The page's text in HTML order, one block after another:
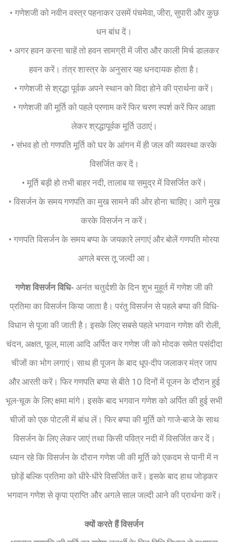
• गणेशजी को नवीन वस्त्र पहनाकर उसमें पंचमेवा, जीरा, सुपारी और कुछ
धन बांध दें।
• अगर हवन करना चाहें तो हवन सामग्री में जीरा और काली मिर्च डालकर
हवन करें। तंत्र शास्त्र के अनुसार यह धनदायक होता है।
• गणेशजी से श्रद्धा पूर्वक अपने स्थान को विदा होने की प्रार्थना करें।
• गणेशजी की मूर्ति को पहले प्रणाम करें फिर चरण स्पर्श करें फिर आज्ञा
लेकर श्रद्धापूर्वक मूर्ति उठाएं।
• संभव हो तो गणपति मूर्ति को घर के आंगन में ही जल की व्यवस्था करके
विसर्जित कर दें।
• मूर्ति बड़ी हो तभी बाहर नदी, तालाब या समुद्र में विसर्जित करें।
• विसर्जन के समय गणपति का मुख सामने की ओर होना चाहिए। आगे मुख
करके विसर्जन न करें।
• गणपति विसर्जन के समय बप्पा के जयकारे लगाएं और बोलें गणपति मोरया
अगले बरस तू जल्दी आ।
गणेश विसर्जन विधि- अनंत चतुर्दशी के दिन शुभ मुहूर्त में गणेश जी की
प्रतिमा का विसर्जन किया जाता है। परंतु विसर्जन से पहले बप्पा की विधि-
विधान से पूजा की जाती है। इसके लिए सबसे पहले भगवान गणेश की रोली,
चंदन, अक्षत, फूल, माला आदि अर्पित कर गणेश जी को मोदक समेत पसंदीदा
चीजों का भोग लगाएं। साथ ही पूजन के बाद धूप-दीप जलाकर मंत्र जाप
और आरती करें। फिर गणपति बप्पा से बीते 10 दिनों में पूजन के दौरान हुई
भूल-चूक के लिए क्षमा मांगे। इसके बाद भगवान गणेश को अर्पित की हुई सभी
चीजों को एक पोटली में बांध लें। फिर बप्पा की मूर्ति को गाजे-बाजे के साथ
विसर्जन के लिए लेकर जाएं तथा किसी पवित्र नदी में विसर्जित कर दें।
ध्यान रहे कि विसर्जन के दौरान गणेश जी की मूर्ति को एकदम से पानी में न
छोड़ें बल्कि प्रतिमा को धीरे-धीरे विसर्जित करें। इसके बाद हाथ जोड़कर
भगवान गणेश से कृपा प्राप्ति और अगले साल जल्दी आने की प्रार्थना करें।
क्यों करते हैं विसर्जन